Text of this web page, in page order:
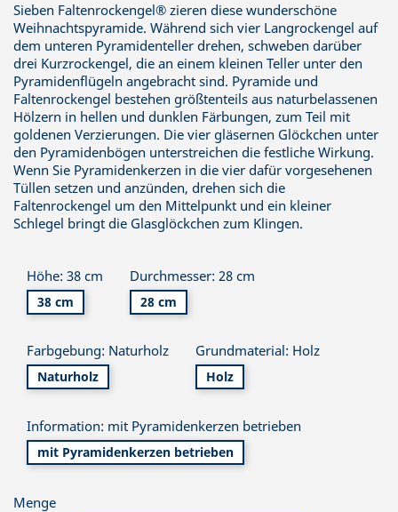
Sieben Faltenrockengel® zieren diese wunderschöne
Weihnachtspyramide. Während sich vier Langrockengel auf
dem unteren Pyramidenteller drehen, schweben darüber
drei Kurzrockengel, die an einem kleinen Teller unter den
Pyramidenflügeln angebracht sind. Pyramide und
Faltenrockengel bestehen größtenteils aus naturbelassenen
Hölzern in hellen und dunklen Färbungen, zum Teil mit
goldenen Verzierungen. Die vier gläsernen Glöckchen unter
den Pyramidenbögen unterstreichen die festliche Wirkung.
Wenn Sie Pyramidenkerzen in die vier dafür vorgesehenen
Tüllen setzen und anzünden, drehen sich die
Faltenrockengel um den Mittelpunkt und ein kleiner
Schlegel bringt die Glasglöckchen zum Klingen.
Höhe: 38 cm
38 cm
Durchmesser: 28 cm
28 cm
Farbgebung: Naturholz
Naturholz
Grundmaterial: Holz
Holz
Information: mit Pyramidenkerzen betrieben
mit Pyramidenkerzen betrieben
Menge